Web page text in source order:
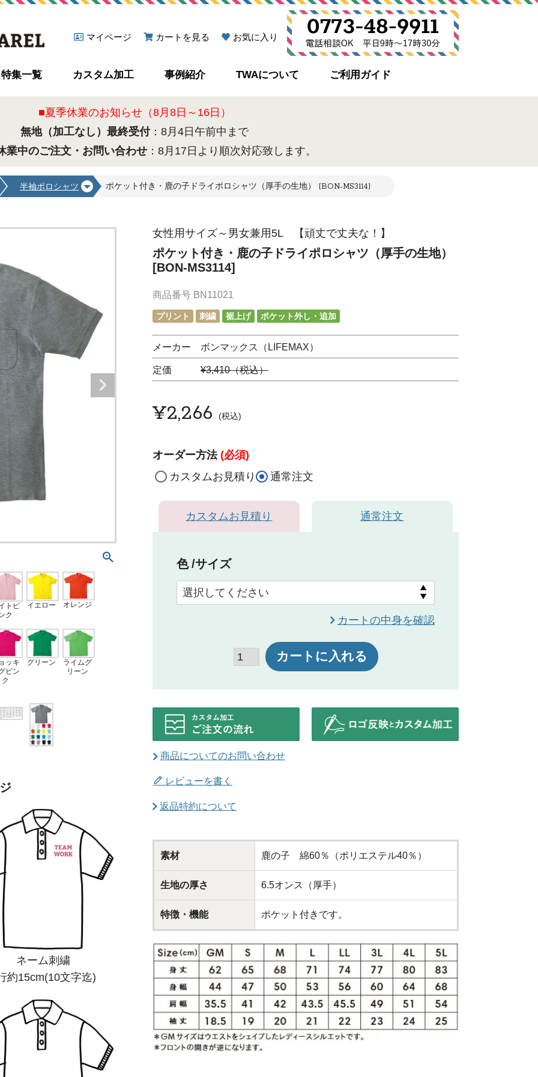
マイページ カートを見る お気に入り
特集一覧 カスタム加工 事例紹介 TWAについて ご利用ガイド
■夏季休業のお知らせ（8月8日～16日）
無地（加工なし）最終受付：8月4日午前中まで
業中のご注文・お問い合わせ ：8月17日より順次対応致します。
半袖ポロシャツ ポケット付き・鹿の子ドライポロシャツ（厚手の生地） [BON-MS3114]
女性用サイズ～男女兼用5L 【頑丈で丈夫な！】
ポケット付き・鹿の子ドライポロシャツ（厚手の生地）
[BON-MS3114]
商品番号 BN11021
トピ
ク
イエロー オレンジ
ッキ
ピン
ク
グリーン
ライムグ
リーン
プリント 刺繍 裾上げ ポケット外し・追加
メーカー ボンマックス（LIFEMAX）
定価 ¥3,410（税込）
¥2,266 税込
オーダー方法 (必須)
カスタムお見積り
通常注文
カスタムお見積り 通常注文
色 サイズ
カートの中身を確認
カートに入れる
商品についてのお問い合わせ
レビューを書く
返品特約について
素材 鹿の子 綿60％（ポリエステル40％）
生地の厚さ 6.5オンス（厚手）
特徴・機能 ポケット付きです。
ネーム刺繍
約15cm(10文字迄)